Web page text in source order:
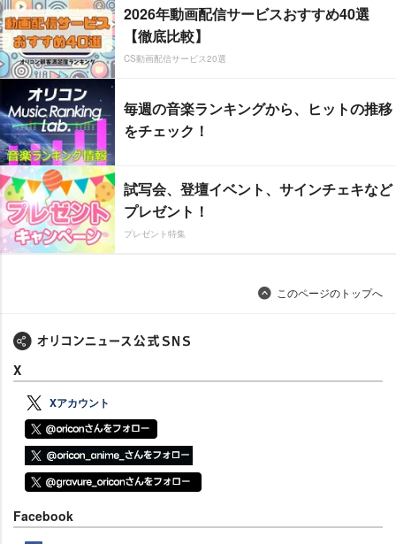
2026年動画配信サービスおすすめ40選
【徹底比較】
CS動画配信サービス20選
毎週の音楽ランキングから、ヒットの推移
をチェック！
試写会、登壇イベント、サインチェキなど
プレゼント！
プレゼント特集
このページのトップへ
X
Xアカウント
Facebook